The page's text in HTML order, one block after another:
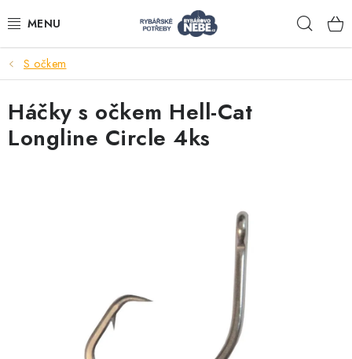
na
Akce
Navijáky
S očkem
Háčky s očkem Hell-Cat
Longline Circle 4ks